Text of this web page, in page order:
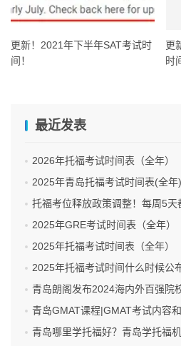
更新！2021年下半年SAT考试时
间！
更
时
最近发表
2026年托福考试时间表（全年）
2025年青岛托福考试时间表(全年)
托福考位释放政策调整！每周5天
2025年GRE考试时间表（全年）
2025年托福考试时间表（全年）
2025年托福考试时间什么时候公
青岛朗阁发布2024海内外百强院
青岛GMAT课程|GMAT考试内容和报名费用
青岛哪里学托福好？青岛学托福